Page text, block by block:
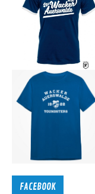
FACEBOOK